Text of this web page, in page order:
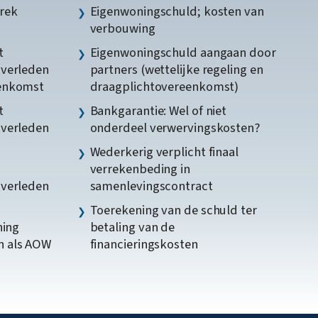
AOW
Eigenwoningschuld; kosten van
verbouwing
Eigenwoningschuld aangaan door
partners (wettelijke regeling en
draagplichtovereenkomst)
Bankgarantie: Wel of niet
onderdeel verwervingskosten?
Wederkerig verplicht finaal
verrekenbeding in
samenlevingscontract
Toerekening van de schuld ter
betaling van de
financieringskosten